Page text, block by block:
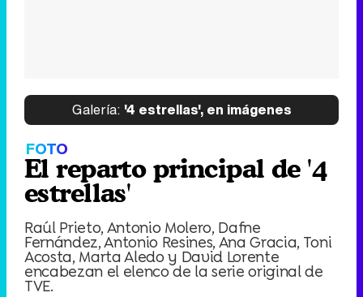
Galería: '4 estrellas', en imágenes
FOTO
El reparto principal de '4
estrellas'
Raúl Prieto, Antonio Molero, Dafne
Fernández, Antonio Resines, Ana Gracia, Toni
Acosta, Marta Aledo y David Lorente
encabezan el elenco de la serie original de
TVE.